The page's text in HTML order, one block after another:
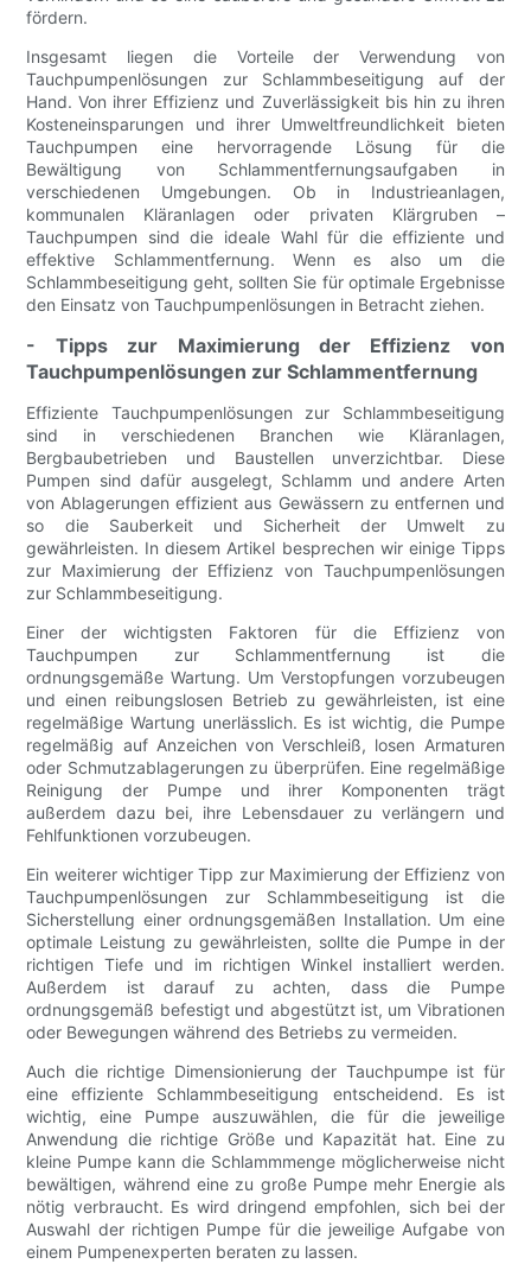
fördern.
Insgesamt liegen die Vorteile der Verwendung von
Tauchpumpenlösungen zur Schlammbeseitigung auf der
Hand. Von ihrer Effizienz und Zuverlässigkeit bis hin zu ihren
Kosteneinsparungen und ihrer Umweltfreundlichkeit bieten
Tauchpumpen eine hervorragende Lösung für die
Bewältigung von Schlammentfernungsaufgaben in
verschiedenen Umgebungen. Ob in Industrieanlagen,
kommunalen Kläranlagen oder privaten Klärgruben –
Tauchpumpen sind die ideale Wahl für die effiziente und
effektive Schlammentfernung. Wenn es also um die
Schlammbeseitigung geht, sollten Sie für optimale Ergebnisse
den Einsatz von Tauchpumpenlösungen in Betracht ziehen.
- Tipps zur Maximierung der Effizienz von
Tauchpumpenlösungen zur Schlammentfernung
Effiziente Tauchpumpenlösungen zur Schlammbeseitigung
sind in verschiedenen Branchen wie Kläranlagen,
Bergbaubetrieben und Baustellen unverzichtbar. Diese
Pumpen sind dafür ausgelegt, Schlamm und andere Arten
von Ablagerungen effizient aus Gewässern zu entfernen und
so die Sauberkeit und Sicherheit der Umwelt zu
gewährleisten. In diesem Artikel besprechen wir einige Tipps
zur Maximierung der Effizienz von Tauchpumpenlösungen
zur Schlammbeseitigung.
Einer der wichtigsten Faktoren für die Effizienz von
Tauchpumpen zur Schlammentfernung ist die
ordnungsgemäße Wartung. Um Verstopfungen vorzubeugen
und einen reibungslosen Betrieb zu gewährleisten, ist eine
regelmäßige Wartung unerlässlich. Es ist wichtig, die Pumpe
regelmäßig auf Anzeichen von Verschleiß, losen Armaturen
oder Schmutzablagerungen zu überprüfen. Eine regelmäßige
Reinigung der Pumpe und ihrer Komponenten trägt
außerdem dazu bei, ihre Lebensdauer zu verlängern und
Fehlfunktionen vorzubeugen.
Ein weiterer wichtiger Tipp zur Maximierung der Effizienz von
Tauchpumpenlösungen zur Schlammbeseitigung ist die
Sicherstellung einer ordnungsgemäßen Installation. Um eine
optimale Leistung zu gewährleisten, sollte die Pumpe in der
richtigen Tiefe und im richtigen Winkel installiert werden.
Außerdem ist darauf zu achten, dass die Pumpe
ordnungsgemäß befestigt und abgestützt ist, um Vibrationen
oder Bewegungen während des Betriebs zu vermeiden.
Auch die richtige Dimensionierung der Tauchpumpe ist für
eine effiziente Schlammbeseitigung entscheidend. Es ist
wichtig, eine Pumpe auszuwählen, die für die jeweilige
Anwendung die richtige Größe und Kapazität hat. Eine zu
kleine Pumpe kann die Schlammmenge möglicherweise nicht
bewältigen, während eine zu große Pumpe mehr Energie als
nötig verbraucht. Es wird dringend empfohlen, sich bei der
Auswahl der richtigen Pumpe für die jeweilige Aufgabe von
einem Pumpenexperten beraten zu lassen.